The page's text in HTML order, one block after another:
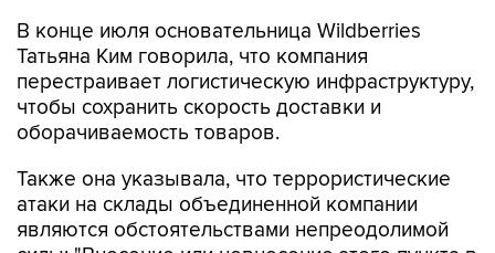
В конце июля основательница Wildberries
Татьяна Ким говорила, что компания
перестраивает логистическую инфраструктуру,
чтобы сохранить скорость доставки и
оборачиваемость товаров.
Также она указывала, что террористические
атаки на склады объединенной компании
являются обстоятельствами непреодолимой